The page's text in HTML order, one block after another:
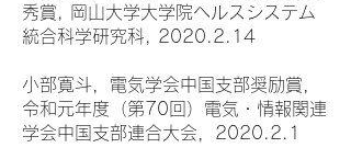
秀賞, 岡山大学大学院ヘルスシステム
統合科学研究科, 2020.2.14
小部寛斗，電気学会中国支部奨励賞，
令和元年度（第70回）電気・情報関連
学会中国支部連合大会，2020.2.1